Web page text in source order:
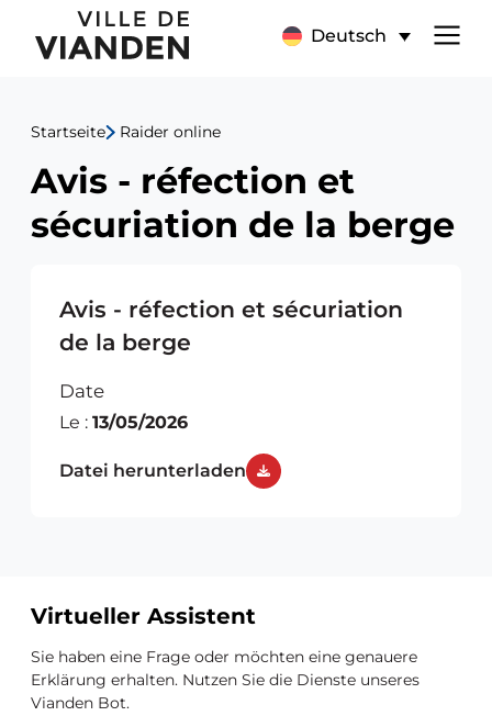
Avis
réfection
et
sécuriation
berge
Deutsch
Hauptnavigationsmenü
Startseite Raider online
Avis - réfection et
sécuriation de la berge
Avis - réfection et sécuriation
de la berge
Date
Le : 13/05/2026
Datei herunterladen
Zusätzliche
Ressourcen
Virtueller Assistent
Sie haben eine Frage oder möchten eine genauere
Erklärung erhalten. Nutzen Sie die Dienste unseres
Vianden Bot.